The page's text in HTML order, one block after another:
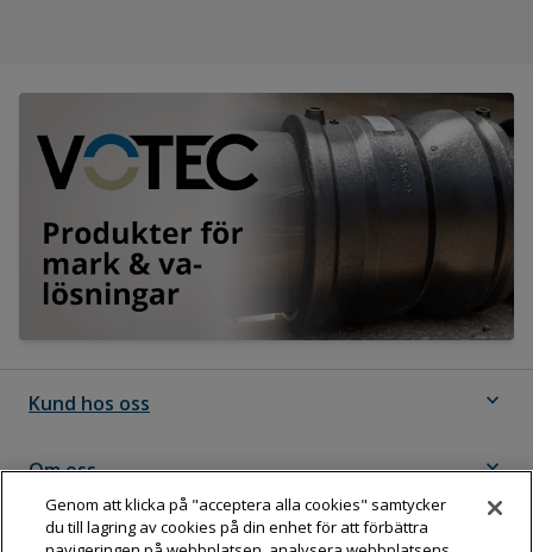
Kund hos oss expand_more
Om oss expand_more
Följ Dahl
Genom att klicka på "acceptera alla cookies" samtycker
du till lagring av cookies på din enhet för att förbättra